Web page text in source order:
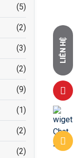
(5)
(2)
(3)
(2)
(9)
(1)
(2)
(2)
LIÊN HỆ